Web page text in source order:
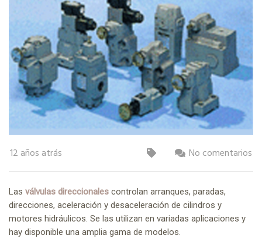
12 años atrás No comentarios
Las válvulas direccionales controlan arranques, paradas,
direcciones, aceleración y desaceleración de cilindros y
motores hidráulicos. Se las utilizan en variadas aplicaciones y
hay disponible una amplia gama de modelos.